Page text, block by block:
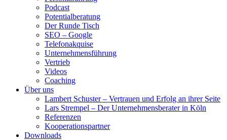
Podcast
Potentialberatung
Der Runde Tisch
SEO – Google
Telefonakquise
Unternehmensführung
Vertrieb
Videos
Coaching
Über uns
Lambert Schuster – Vertrauen und Erfolg an ihrer Seite
Lars Strempel – Der Unternehmensberater in Köln
Referenzen
Kooperationspartner
Downloads